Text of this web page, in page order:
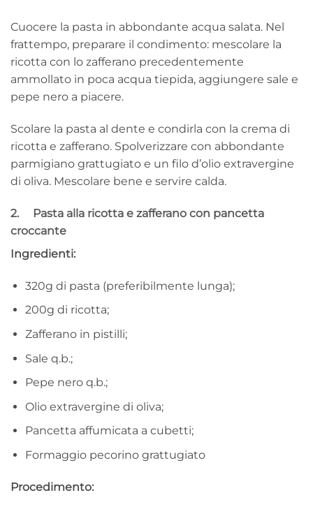
Cuocere la pasta in abbondante acqua salata. Nel
frattempo, preparare il condimento: mescolare la
ricotta con lo zafferano precedentemente
ammollato in poca acqua tiepida, aggiungere sale e
pepe nero a piacere.
Scolare la pasta al dente e condirla con la crema di
ricotta e zafferano. Spolverizzare con abbondante
parmigiano grattugiato e un filo d’olio extravergine
di oliva. Mescolare bene e servire calda.
2. Pasta alla ricotta e zafferano con pancetta
croccante
Ingredienti:
320g di pasta (preferibilmente lunga);
200g di ricotta;
Zafferano in pistilli;
Sale q.b.;
Pepe nero q.b.;
Olio extravergine di oliva;
Pancetta affumicata a cubetti;
Formaggio pecorino grattugiato
Procedimento: